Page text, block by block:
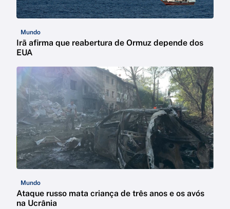
Mundo
Irã afirma que reabertura de Ormuz depende dos
EUA
Mundo
Ataque russo mata criança de três anos e os avós
na Ucrânia